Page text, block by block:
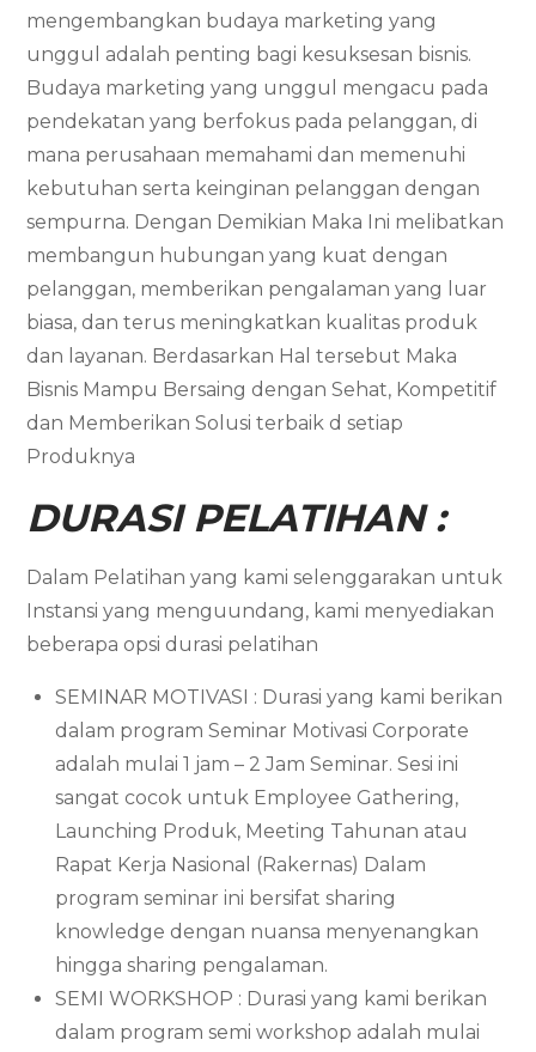
mengembangkan budaya marketing yang
unggul adalah penting bagi kesuksesan bisnis.
Budaya marketing yang unggul mengacu pada
pendekatan yang berfokus pada pelanggan, di
mana perusahaan memahami dan memenuhi
kebutuhan serta keinginan pelanggan dengan
sempurna. Dengan Demikian Maka Ini melibatkan
membangun hubungan yang kuat dengan
pelanggan, memberikan pengalaman yang luar
biasa, dan terus meningkatkan kualitas produk
dan layanan. Berdasarkan Hal tersebut Maka
Bisnis Mampu Bersaing dengan Sehat, Kompetitif
dan Memberikan Solusi terbaik d setiap
Produknya
DURASI PELATIHAN :
Dalam Pelatihan yang kami selenggarakan untuk
Instansi yang menguundang, kami menyediakan
beberapa opsi durasi pelatihan
SEMINAR MOTIVASI : Durasi yang kami berikan
dalam program Seminar Motivasi Corporate
adalah mulai 1 jam – 2 Jam Seminar. Sesi ini
sangat cocok untuk Employee Gathering,
Launching Produk, Meeting Tahunan atau
Rapat Kerja Nasional (Rakernas) Dalam
program seminar ini bersifat sharing
knowledge dengan nuansa menyenangkan
hingga sharing pengalaman.
SEMI WORKSHOP : Durasi yang kami berikan
dalam program semi workshop adalah mulai